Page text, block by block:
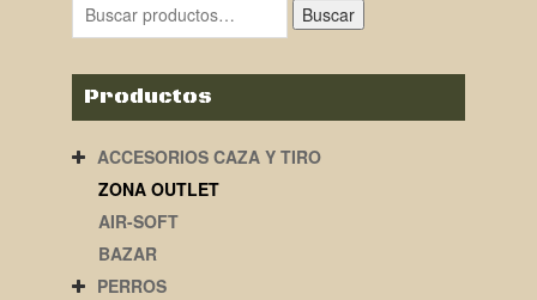
Buscar
Productos
ACCESORIOS CAZA Y TIRO
ZONA OUTLET
AIR-SOFT
BAZAR
PERROS